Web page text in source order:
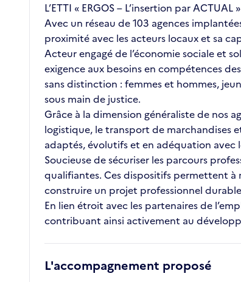
L’ETTI « ERGOS – L’insertion par
Avec un réseau de 103 agences
proximité avec les acteurs locaux et sa
Acteur engagé de l’économie sociale et
exigence aux besoins en compétences
sans distinction : femmes et hommes,
sous main de justice.
Grâce à la dimension généraliste de nos
logistique, le transport de marchandises
adaptés, évolutifs et en adéquation avec
Soucieuse de sécuriser les parcours
qualifiantes. Ces dispositifs permettent
construire un projet professionnel
En lien étroit avec les partenaires de
contribuant ainsi activement au
L'accompagnement proposé